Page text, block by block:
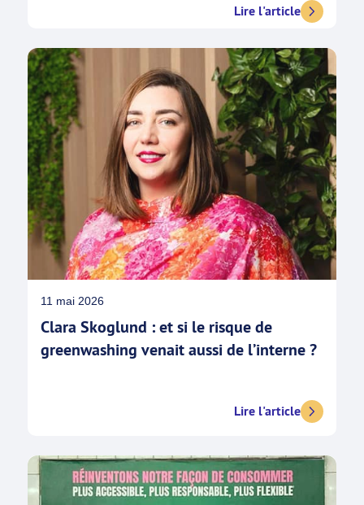
Lire l'article
11 mai 2026
Clara Skoglund : et si le risque de
greenwashing venait aussi de l’interne ?
Lire l'article